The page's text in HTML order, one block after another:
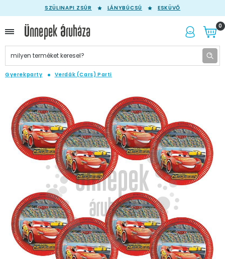
SZÜLINAPI ZSÚR LÁNYBÚCSÚ ESKÜVŐ
0
Gyerekparty Verdák (Cars) Parti